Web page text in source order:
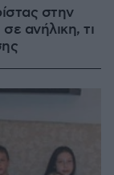
στην
ανήλικη, τι